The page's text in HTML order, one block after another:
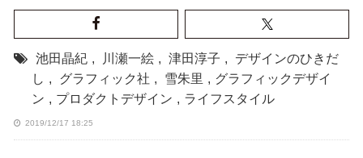
池田晶紀 , 川瀬一絵 , 津田淳子 ,
デザインのひきだ
し , グラフィック社 , 雪朱里 , グラフィックデザイ
ン , プロダクトデザイン , ライフスタイル
2019/12/17 18:25